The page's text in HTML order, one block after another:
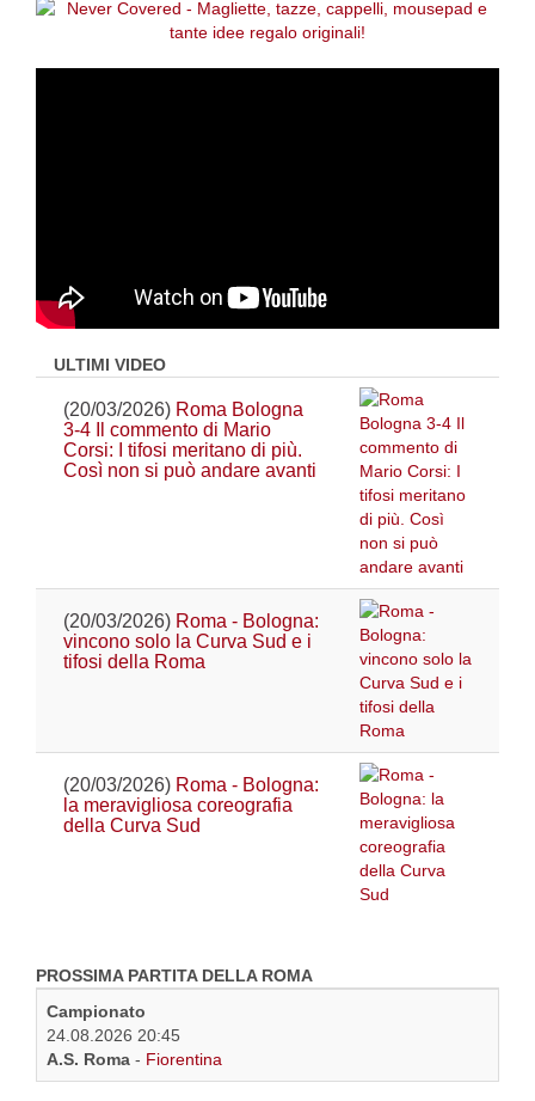
ULTIMI VIDEO
(20/03/2026) Roma Bologna
3-4 Il commento di Mario
Corsi: I tifosi meritano di più.
Così non si può andare avanti
(20/03/2026) Roma - Bologna:
vincono solo la Curva Sud e i
tifosi della Roma
(20/03/2026) Roma - Bologna:
la meravigliosa coreografia
della Curva Sud
PROSSIMA PARTITA DELLA ROMA
Campionato
24.08.2026 20:45
A.S. Roma - Fiorentina